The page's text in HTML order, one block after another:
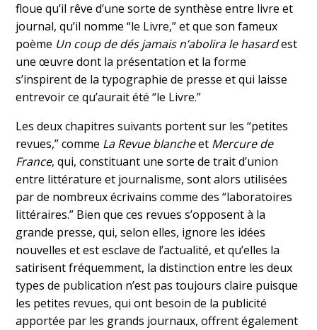
floue qu’il rêve d’une sorte de synthèse entre livre et
journal, qu’il nomme“le Livre,”et que son fameux
poème Un coup de dés jamais n’abolira le hasardest
une œuvre dont la présentation et la forme
s’inspirent de la typographie de presse et qui laisse
entrevoir ce qu’aurait été “le Livre.”
Les deux chapitres suivants portent sur les “petites
revues,” comme La Revue blancheet Mercure de
France, qui, constituant une sorte de trait d’union
entre littérature et journalisme, sont alors utilisées
par de nombreux écrivains comme des“laboratoires
littéraires.” Bien que ces revues s’opposent à la
grande presse, qui, selon elles, ignore les idées
nouvelles et est esclave de l’actualité, et qu’elles la
satirisent fréquemment, la distinction entre les deux
types de publication n’est pas toujours claire puisque
les petites revues, qui ont besoin de la publicité
apportée par les grands journaux, offrent également